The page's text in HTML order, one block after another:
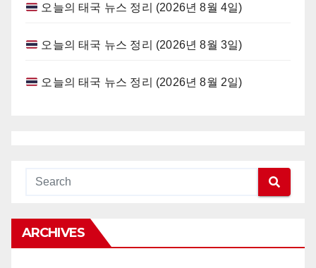
오늘의 태국 뉴스 정리 (2026년 8월 4일)
오늘의 태국 뉴스 정리 (2026년 8월 3일)
오늘의 태국 뉴스 정리 (2026년 8월 2일)
ARCHIVES